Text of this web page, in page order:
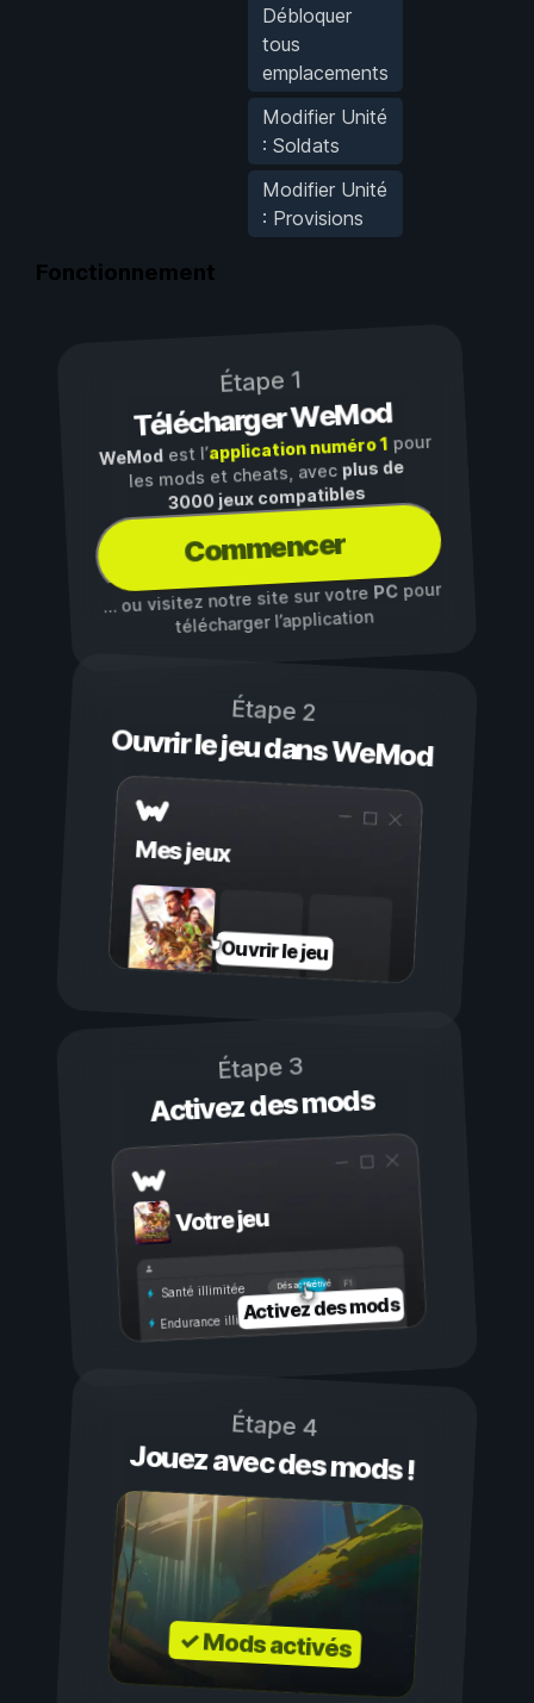
Débloquer
tous
emplacements
Modifier Unité
: Soldats
Modifier Unité
: Provisions
Fonctionnement
Étape 1
Télécharger WeMod
WeModest l’application numéro 1pour
les mods et cheats, avec plus de
3000 jeux compatibles
Commencer
… ou visitez notre site sur votre PCpour
télécharger l’application
Étape 2
Ouvrir le jeu dans WeMod
Mes jeux
Ouvrir le jeu
Étape 3
Activez des mods
Votre jeu
Activé
Désactivé
Santé illimitée
Endurance illimitéeActivez des mods
Étape 4
Jouez avec des mods !
✓ Mods activés